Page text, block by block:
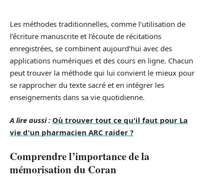
Les méthodes traditionnelles, comme l’utilisation de
l’écriture manuscrite et l’écoute de récitations
enregistrées, se combinent aujourd’hui avec des
applications numériques et des cours en ligne. Chacun
peut trouver la méthode qui lui convient le mieux pour
se rapprocher du texte sacré et en intégrer les
enseignements dans sa vie quotidienne.
A lire aussi : Où trouver tout ce qu'il faut pour La
vie d'un pharmacien ARC raider ?
Comprendre l’importance de la
mémorisation du Coran